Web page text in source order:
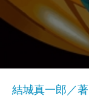
結城真一郎／著